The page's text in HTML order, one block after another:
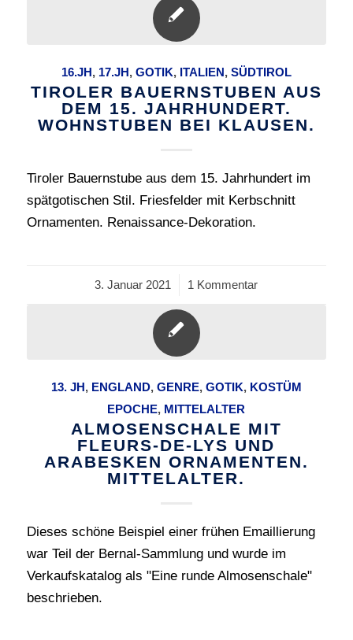
16.JH, 17.JH, GOTIK, ITALIEN, SÜDTIROL
TIROLER BAUERNSTUBEN AUS
DEM 15. JAHRHUNDERT.
WOHNSTUBEN BEI KLAUSEN.
Tiroler Bauernstube aus dem 15. Jahrhundert im
spätgotischen Stil. Friesfelder mit Kerbschnitt
Ornamenten. Renaissance-Dekoration.
3. Januar 2021
/ 1 Kommentar
13. JH, ENGLAND, GENRE, GOTIK, KOSTÜM
EPOCHE, MITTELALTER
ALMOSENSCHALE MIT
FLEURS-DE-LYS UND
ARABESKEN ORNAMENTEN.
MITTELALTER.
Dieses schöne Beispiel einer frühen Emaillierung
war Teil der Bernal-Sammlung und wurde im
Verkaufskatalog als "Eine runde Almosenschale"
beschrieben.